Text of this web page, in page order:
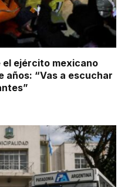
el ejército mexicano
años: “Vas a escuchar